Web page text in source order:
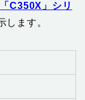
「C350X」シリ
します。